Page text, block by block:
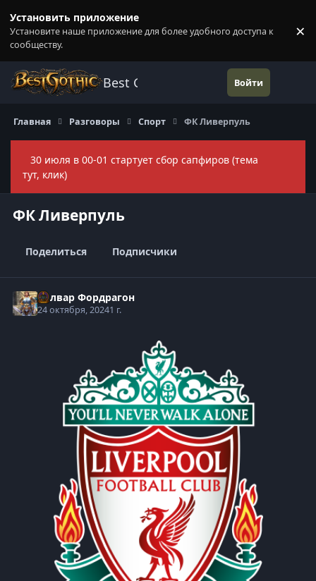
Установить приложение
Установите наше приложение для более удобного доступа к
сообществу.
×
Best Gothic Forums Войти
Главная Разговоры Спорт ФК Ливерпуль
30 июля в 00-01 стартует сбор сапфиров (тема
тут, клик)
ФК Ливерпуль
Поделиться Подписчики
Болвар Фордрагон
24 октября, 20241 г.